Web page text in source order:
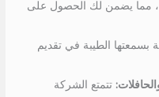
مما يضمن لك الحصول على
الطيبة في تقديم
تتمتع الشركة